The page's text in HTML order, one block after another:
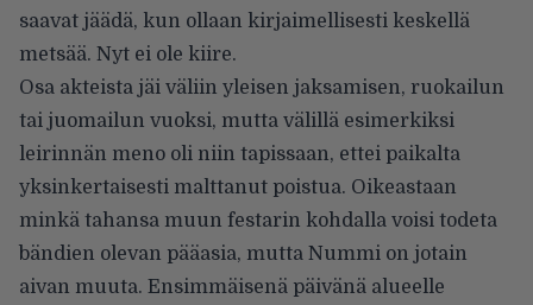
saavat jäädä, kun ollaan kirjaimellisesti keskellä
metsää. Nyt ei ole kiire.
Osa akteista jäi väliin yleisen jaksamisen, ruokailun
tai juomailun vuoksi, mutta välillä esimerkiksi
leirinnän meno oli niin tapissaan, ettei paikalta
yksinkertaisesti malttanut poistua. Oikeastaan
minkä tahansa muun festarin kohdalla voisi todeta
bändien olevan pääasia, mutta Nummi on jotain
aivan muuta. Ensimmäisenä päivänä alueelle